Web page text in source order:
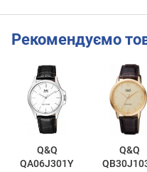
Рекомендуємо
Q&Q
QA06J301Y
Q&Q